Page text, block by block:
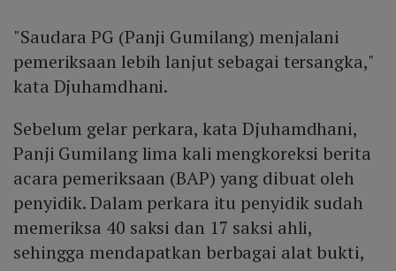
"Saudara PG (Panji Gumilang) menjalani
pemeriksaan lebih lanjut sebagai tersangka,"
kata Djuhamdhani.
Sebelum gelar perkara, kata Djuhamdhani,
Panji Gumilang lima kali mengkoreksi berita
acara pemeriksaan (BAP) yang dibuat oleh
penyidik. Dalam perkara itu penyidik sudah
memeriksa 40 saksi dan 17 saksi ahli,
sehingga mendapatkan berbagai alat bukti,